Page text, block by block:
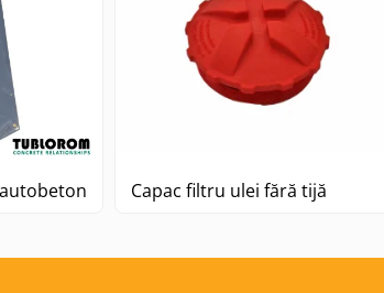
Stetter L=1450
Capac filtru ulei fără tijă